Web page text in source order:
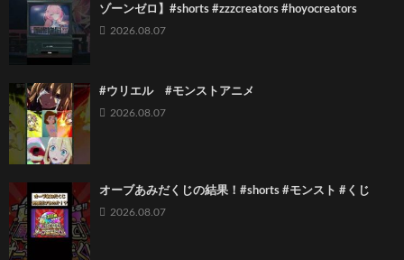
ゾーンゼロ】#shorts #zzzcreators #hoyocreators
2026.08.07
#ウリエル #モンストアニメ
2026.08.07
オーブあみだくじの結果！#shorts #モンスト #くじ
2026.08.07